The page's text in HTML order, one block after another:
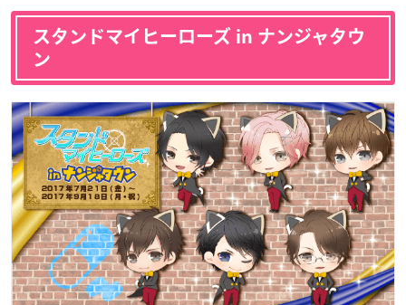
スタンドマイヒーローズ in ナンジャタウ
ン